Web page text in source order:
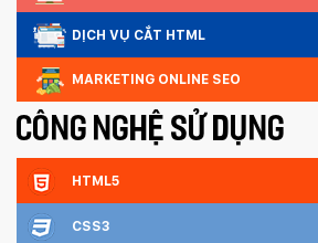
DỊCH VỤ CẮT HTML
MARKETING ONLINE SEO
CÔNG NGHỆ SỬ DỤNG
HTML5
CSS3